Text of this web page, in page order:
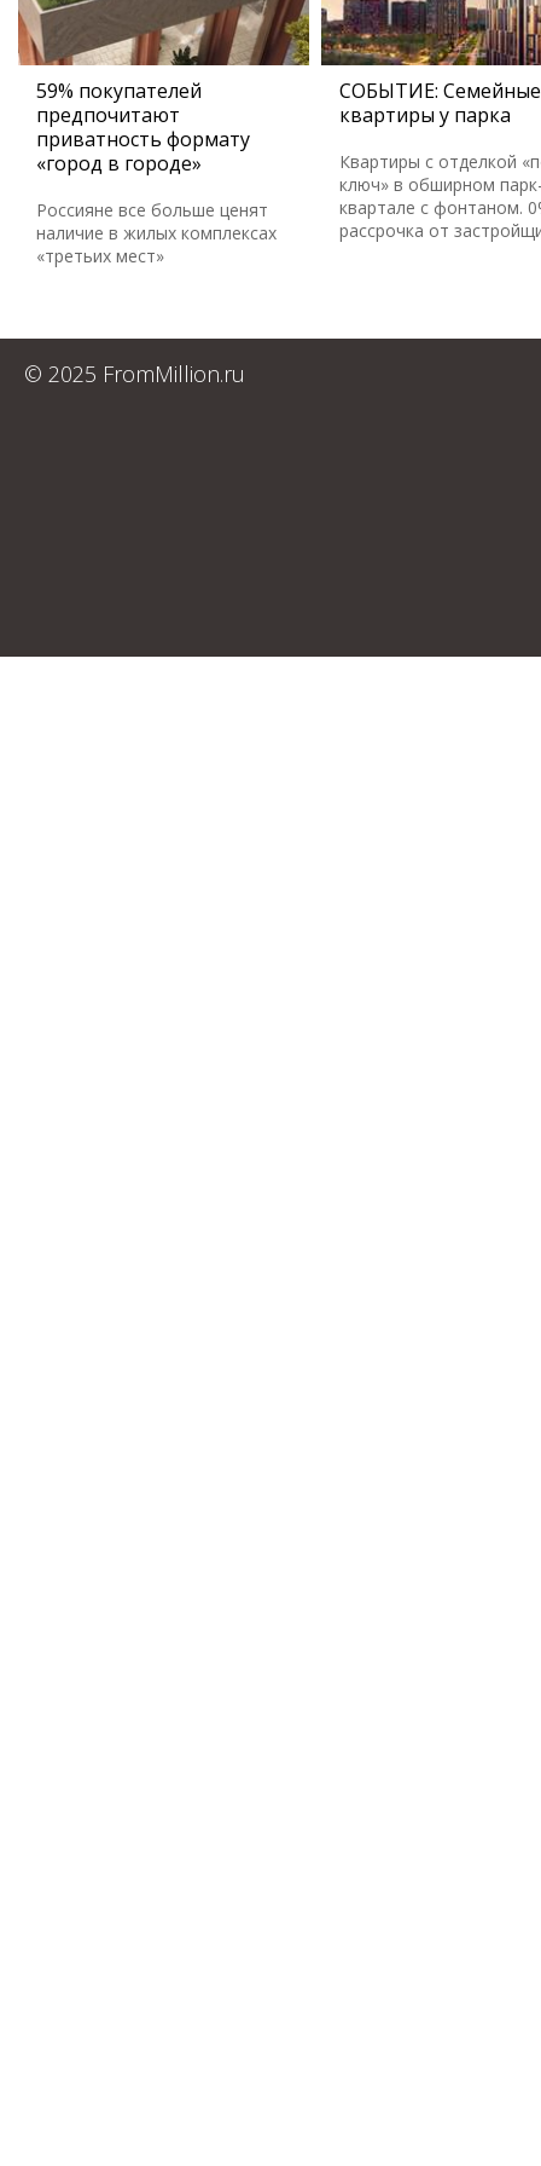
59% покупателей
предпочитают
приватность формату
«город в городе»
Россияне все больше ценят
наличие в жилых комплексах
«третьих мест»
СОБЫТИЕ: Семейные
квартиры у парка
Квартиры с отделкой
ключ» в обширном
квартале с фонтаном.
рассрочка от
© 2025 FromMillion.ru